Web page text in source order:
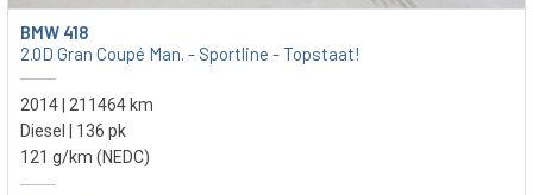
BMW 418
2.0D Gran Coupé Man. - Sportline - Topstaat!
2014 | 211464 km
Diesel | 136 pk
121 g/km (NEDC)